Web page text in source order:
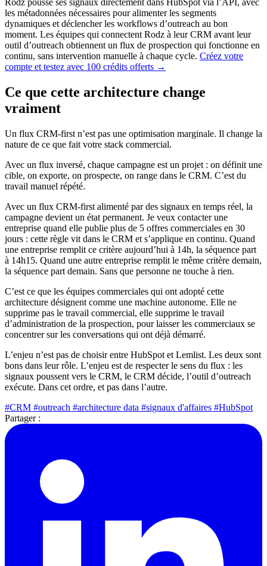
les métadonnées nécessaires pour alimenter les segments
dynamiques et déclencher les workflows d’outreach au bon
moment. Les équipes qui connectent Rodz à leur CRM avant leur
outil d’outreach obtiennent un flux de prospection qui fonctionne en
continu, sans intervention manuelle à chaque cycle. Créez votre
compte et testez avec 100 crédits offerts →
Ce que cette architecture change
vraiment
Un flux CRM-first n’est pas une optimisation marginale. Il change la
nature de ce que fait votre stack commercial.
Avec un flux inversé, chaque campagne est un projet : on définit une
cible, on exporte, on prospecte, on range dans le CRM. C’est du
travail manuel répété.
Avec un flux CRM-first alimenté par des signaux en temps réel, la
campagne devient un état permanent. Je veux contacter une
entreprise quand elle publie plus de 5 offres commerciales en 30
jours : cette règle vit dans le CRM et s’applique en continu. Quand
une entreprise remplit ce critère aujourd’hui à 14h, la séquence part
à 14h15. Quand une autre entreprise remplit le même critère demain,
la séquence part demain. Sans que personne ne touche à rien.
C’est ce que les équipes commerciales qui ont adopté cette
architecture désignent comme une machine autonome. Elle ne
supprime pas le travail commercial, elle supprime le travail
d’administration de la prospection, pour laisser les commerciaux se
concentrer sur les conversations qui ont déjà démarré.
L’enjeu n’est pas de choisir entre HubSpot et Lemlist. Les deux sont
bons dans leur rôle. L’enjeu est de respecter le sens du flux : les
signaux poussent vers le CRM, le CRM décide, l’outil d’outreach
exécute. Dans cet ordre, et pas dans l’autre.
#CRM #outreach #architecture data #signaux d'affaires #HubSpot
Partager :